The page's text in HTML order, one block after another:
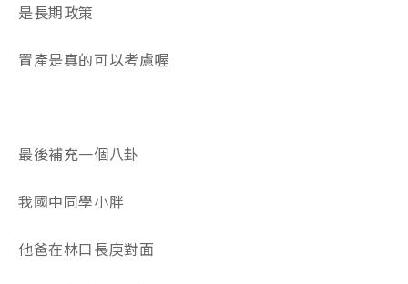
是長期政策
置產是真的可以考慮喔
最後補充一個八卦
我國中同學小胖
他爸在林口長庚對面